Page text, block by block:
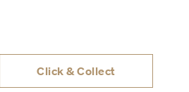
Click & Collect